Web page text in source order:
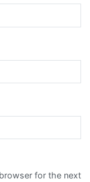
for the next